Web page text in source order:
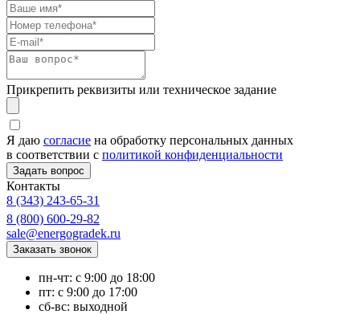
Прикрепить реквизиты или техническое задание
Я даю согласие на обработку персональных данных
в соответствии с политикой конфиденциальности
Контакты
8 (343) 243-65-31
8 (800) 600-29-82
sale@energogradek.ru
пн-чт: с 9:00 до 18:00
пт: с 9:00 до 17:00
сб-вс: выходной